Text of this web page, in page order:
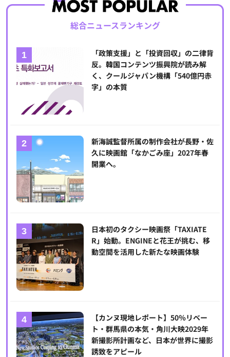
総合ニュースランキング
「政策支援」と「投資回収」の二律背
反。韓国コンテンツ振興院が読み解
く、クールジャパン機構「540億円赤
字」の本質
新海誠監督所属の制作会社が長野・佐
久に映画館「なかごみ座」2027年春
開業へ。
日本初のタクシー映画祭「TAXIATE
R」始動。ENGINEと花王が挑む、移
動空間を活用した新たな映画体験
【カンヌ現地レポート】50％リベー
ト・群馬県の本気・角川大映2029年
新撮影所計画など、日本が世界に撮影
誘致をアピール